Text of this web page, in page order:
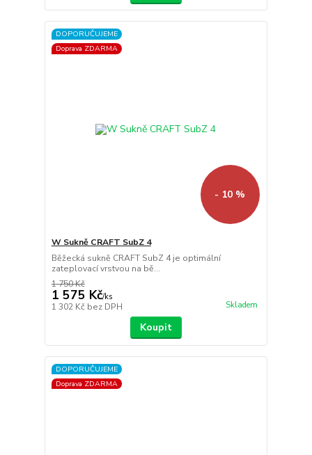
DOPORUČUJEME
Doprava ZDARMA
- 10 %
W Sukně CRAFT SubZ 4
Běžecká sukně CRAFT SubZ 4 je optimální
zateplovací vrstvou na bě...
1 750 Kč
1 575 Kč/ks
1 302 Kč bez DPH Skladem
Koupit
DOPORUČUJEME
Doprava ZDARMA